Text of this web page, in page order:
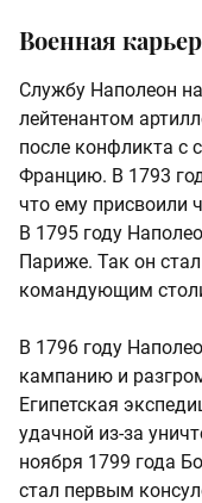
Военная
Службу Наполеон
лейтенантом
после конфликта с
Францию. В 1793
что ему присвоили
В 1795 году
Париже. Так он
командующим
В 1796 году
кампанию и
Египетская
удачной из-за
ноября 1799 года
стал первым